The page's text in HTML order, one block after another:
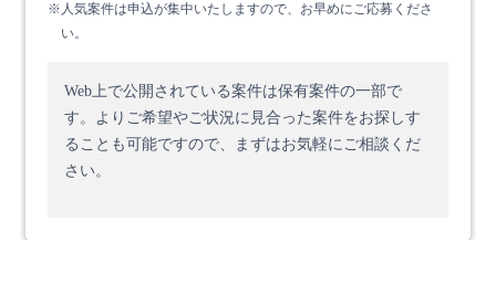
※人気案件は申込が集中いたしますので、お早めにご応募くださ
い。
Web上で公開されている案件は保有案件の一部で
す。 よりご希望やご状況に見合った案件をお探しす
ることも可能ですので、まずはお気軽にご相談くだ
さい。